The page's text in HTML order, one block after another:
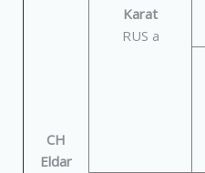
CH
Eldar
Karat
RUS a